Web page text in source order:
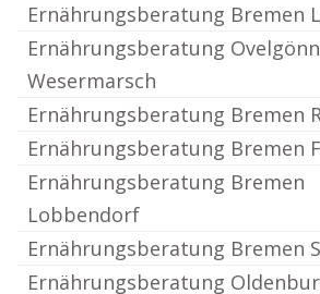
Ernährungsberatung Bremen
Ernährungsberatung
Wesermarsch
Ernährungsberatung Bremen
Ernährungsberatung Bremen
Ernährungsberatung Bremen
Lobbendorf
Ernährungsberatung Bremen
Ernährungsberatung